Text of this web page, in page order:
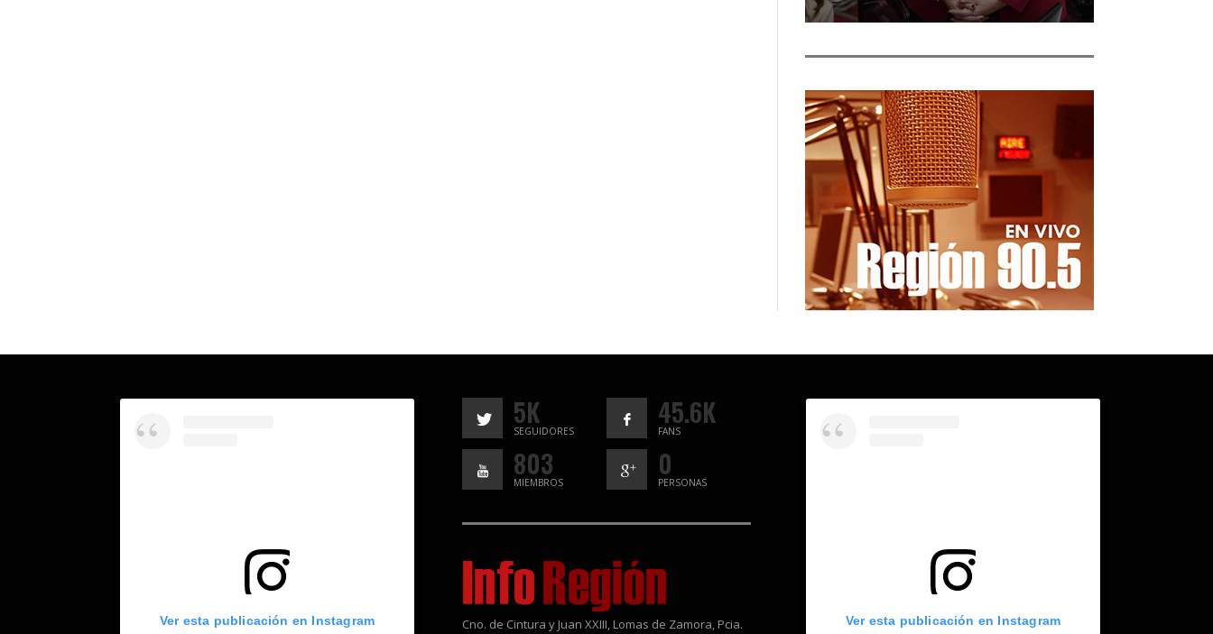
Ver esta publicación en Instagram
5K
SEGUIDORES
45.6K
FANS
803
MIEMBROS
0
PERSONAS
Cno. de Cintura y Juan XXIII, Lomas de Zamora, Pcia. Ver esta publicación en Instagram